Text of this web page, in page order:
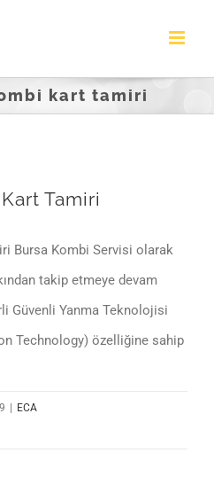
kart tamiri
Tamiri
Bursa Kombi Servisi olarak
takip etmeye devam
Güvenli Yanma Teknolojisi
Technology) özelliğine sahip
ECA